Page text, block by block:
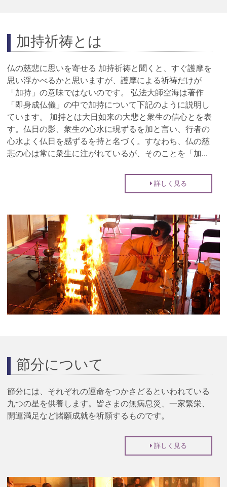
加持祈祷とは
仏の慈悲に思いを寄せる 加持祈祷と聞くと、すぐ護摩を
思い浮かべるかと思いますが、護摩による祈祷だけが
「加持」の意味ではないのです。 弘法大師空海は著作
「即身成仏儀」の中で加持について下記のように説明し
ています。 加持とは大日如来の大悲と衆生の信心とを表
す。仏日の影、衆生の心水に現ずるを加と言い、行者の
心水よく仏日を感ずるを持と名づく。すなわち、仏の慈
悲の心は常に衆生に注がれているが、そのことを「加...
詳しく見る
節分について
節分には、それぞれの運命をつかさどるといわれている
九つの星を供養します。皆さまの無病息災、一家繁栄、
開運満足など諸願成就を祈願するものです。
詳しく見る